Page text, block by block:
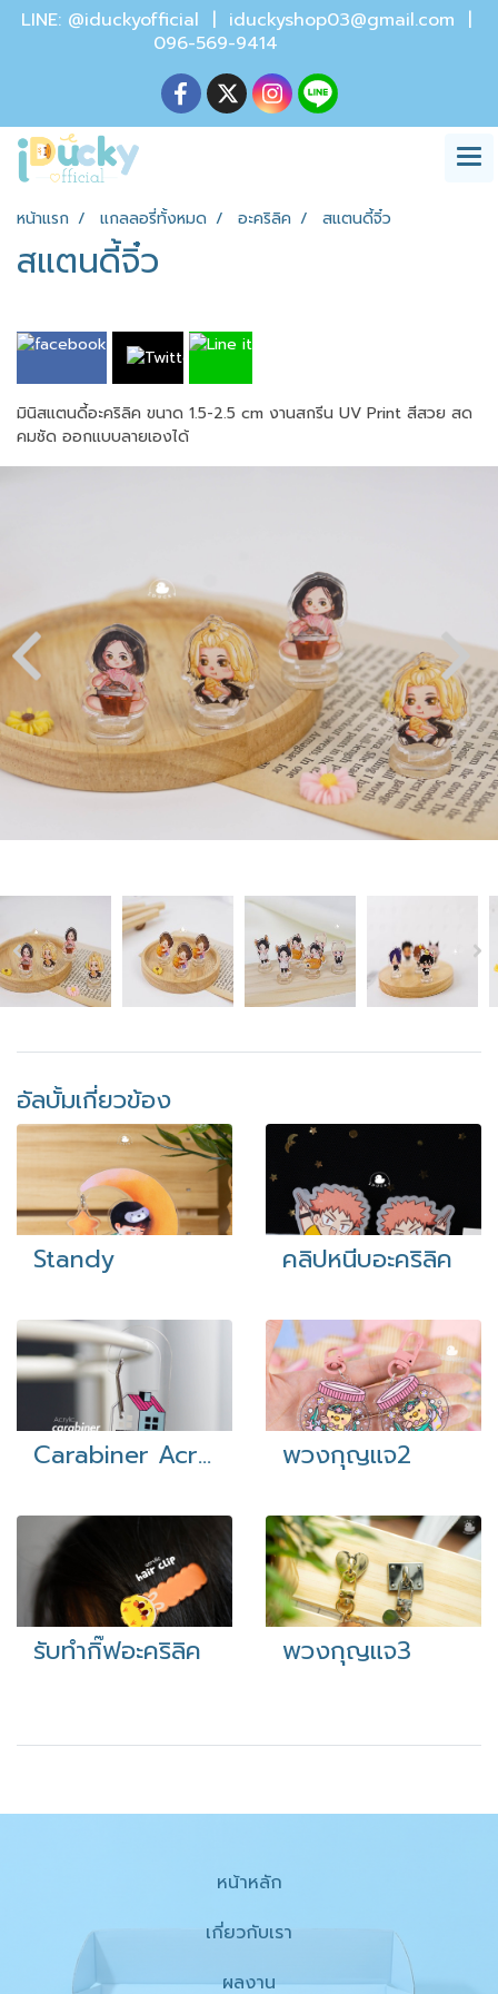
LINE: @iduckyofficial | iduckyshop03@gmail.com |
096-569-9414
หน้าแรก แกลลอรี่ทั้งหมด อะคริลิค สแตนดี้จิ๋ว
สแตนดี้จิ๋ว
มินิสแตนดี้อะคริลิค ขนาด 1.5-2.5 cm งานสกรีน UV Print สีสวย สด
คมชัด ออกแบบลายเองได้
อัลบั้มเกี่ยวข้อง
Standy คลิปหนีบอะคริลิค
Carabiner Acrylic พวงกุญแจ2
รับทำกิ๊ฟอะคริลิค พวงกุญแจ3
หน้าหลัก
เกี่ยวกับเรา
ผลงาน